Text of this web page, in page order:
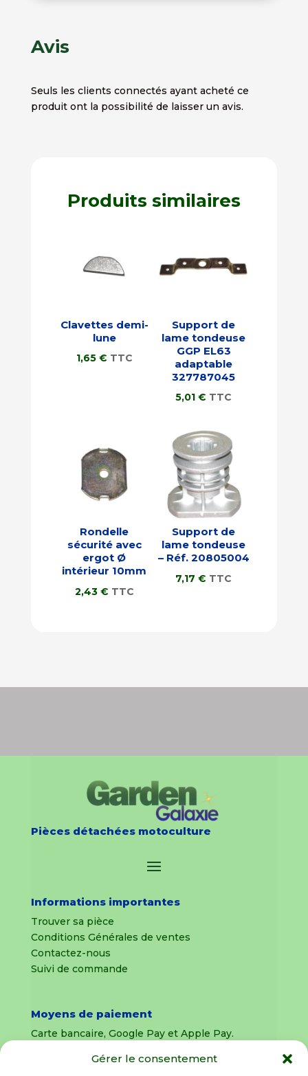
Gérer le consentement
Avis
Seuls les clients connectés ayant acheté ce
produit ont la possibilité de laisser un avis.
Produits similaires
Clavettes demi-
lune
1,65 € TTC
Support de
lame tondeuse
GGP EL63
adaptable
327787045
5,01€ TTC
Rondelle
sécurité avec
ergot Ø
intérieur 10mm
2,43 € TTC
Support de
lame tondeuse
– Réf. 20805004
7,17€ TTC
Pièces détachées motoculture
Informations importantes
Trouver sa pièce
Conditions Générales de ventes
Contactez-nous
Suivi de commande
Moyens de paiement
Carte bancaire, Google Pay et Apple Pay.